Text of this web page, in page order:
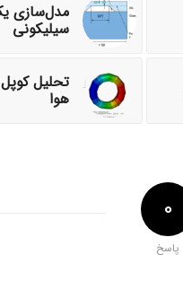
مدل‌سازی
سیلیکونی
تحلیل
هوا
0
پاسخ